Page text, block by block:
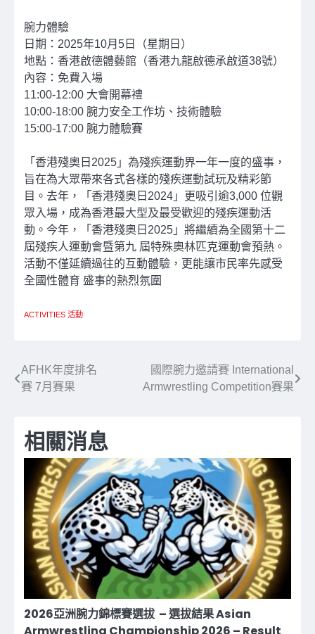
腕力體驗
日期：2025年10月5日（星期日）
地點：香港啟德體藝館（香港九龍啟德承啟道38號）
內容：免費入場
11:00-12:00 大會開幕禮
10:00-18:00 腕力安全工作坊、技術體驗
15:00-17:00 腕力體驗賽
「香港殘奧日2025」為殘疾運動界一年一度的盛事，
旨在為大眾帶來各式各樣的殘疾運動試玩及精彩節
目。去年，「香港殘奧日2024」更吸引逾3,000 位觀
眾入場，成為香港最大型及最受歡迎的殘疾運動活
動。今年，「香港殘奧日2025」將繼續為全國第十二
屆殘疾人運動會暨第九 屆特殊奧林匹克運動會預熱。
活動不僅延續過往的互動體驗，更能讓市民率先感受
全國性體育 盛事的熱烈氛圍
ACTIVITIES 活動
文
章
導
覽
AFHK年度排名
賽 7月賽果
國際腕力邀請賽 International
Armwrestling Competition賽果
相關消息
2026亞洲腕⼒錦標賽選拔 – 選拔結果 Asian